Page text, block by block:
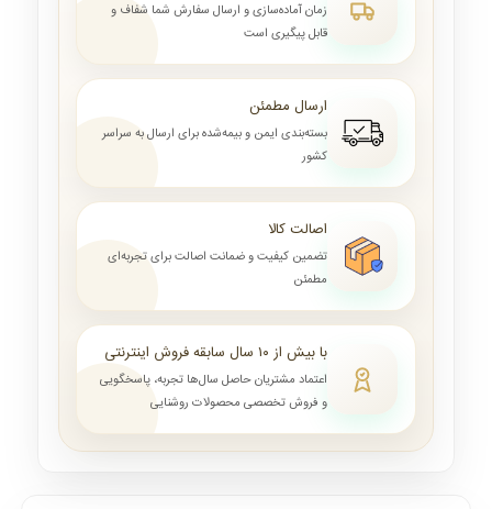
زمان آماده‌سازی و ارسال سفارش شما شفاف و
قابل پیگیری است
ارسال مطمئن
بسته‌بندی ایمن و بیمه‌شده برای ارسال به سراسر
کشور
اصالت کالا
تضمین کیفیت و ضمانت اصالت برای تجربه‌ای
مطمئن
با بیش از ۱۰ سال سابقه فروش اینترنتی
اعتماد مشتریان حاصل سال‌ها تجربه، پاسخگویی
و فروش تخصصی محصولات روشنایی